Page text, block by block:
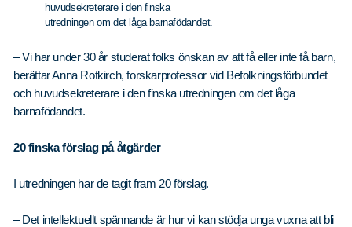
huvudsekreterare i den finska
utredningen om det låga barnafödandet.
– Vi har under 30 år studerat folks önskan av att få eller inte få barn,
berättar Anna Rotkirch, forskarprofessor vid Befolkningsförbundet
och huvudsekreterare i den finska utredningen om det låga
barnafödandet.
20 finska förslag på åtgärder
I utredningen har de tagit fram 20 förslag.
– Det intellektuellt spännande är hur vi kan stödja unga vuxna att bli